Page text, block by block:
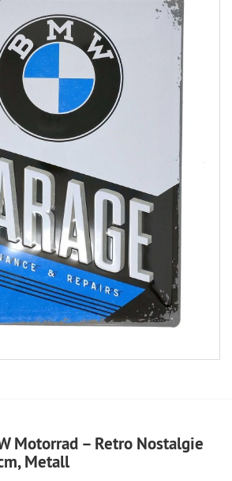
Motorrad – Retro Nostalgie
Metall